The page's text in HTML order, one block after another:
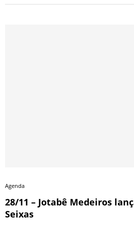
Agenda
28/11 – Jotabê Medeiros
Seixas